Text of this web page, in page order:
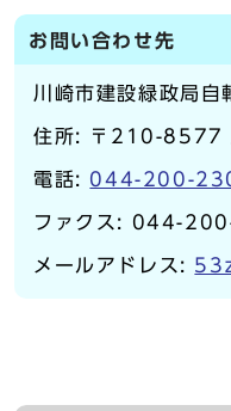
お問い合わせ先
川崎市建設緑政局自
住所: 〒210-8577
電話: 044-200-
ファクス: 044-
メールアドレス: